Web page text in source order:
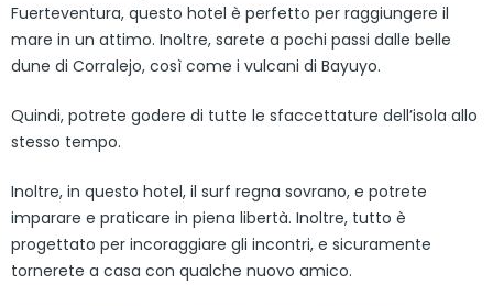
Fuerteventura, questo hotel è perfetto per raggiungere il
mare in un attimo. Inoltre, sarete a pochi passi dalle belle
dune di Corralejo, così come i vulcani di Bayuyo.
Quindi, potrete godere di tutte le sfaccettature dell’isola allo
stesso tempo.
Inoltre, in questo hotel, il surf regna sovrano, e potrete
imparare e praticare in piena libertà. Inoltre, tutto è
progettato per incoraggiare gli incontri, e sicuramente
tornerete a casa con qualche nuovo amico.